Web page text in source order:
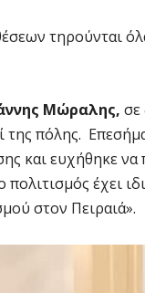
τηρούνται
Μώραλης, σε
της πόλης.
και ευχήθηκε
έχει
στον Πειραιά».